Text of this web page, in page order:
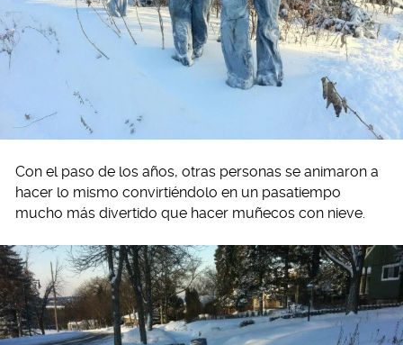
Con el paso de los años, otras personas se animaron a
hacer lo mismo convirtiéndolo en un pasatiempo
mucho más divertido que hacer muñecos con nieve.